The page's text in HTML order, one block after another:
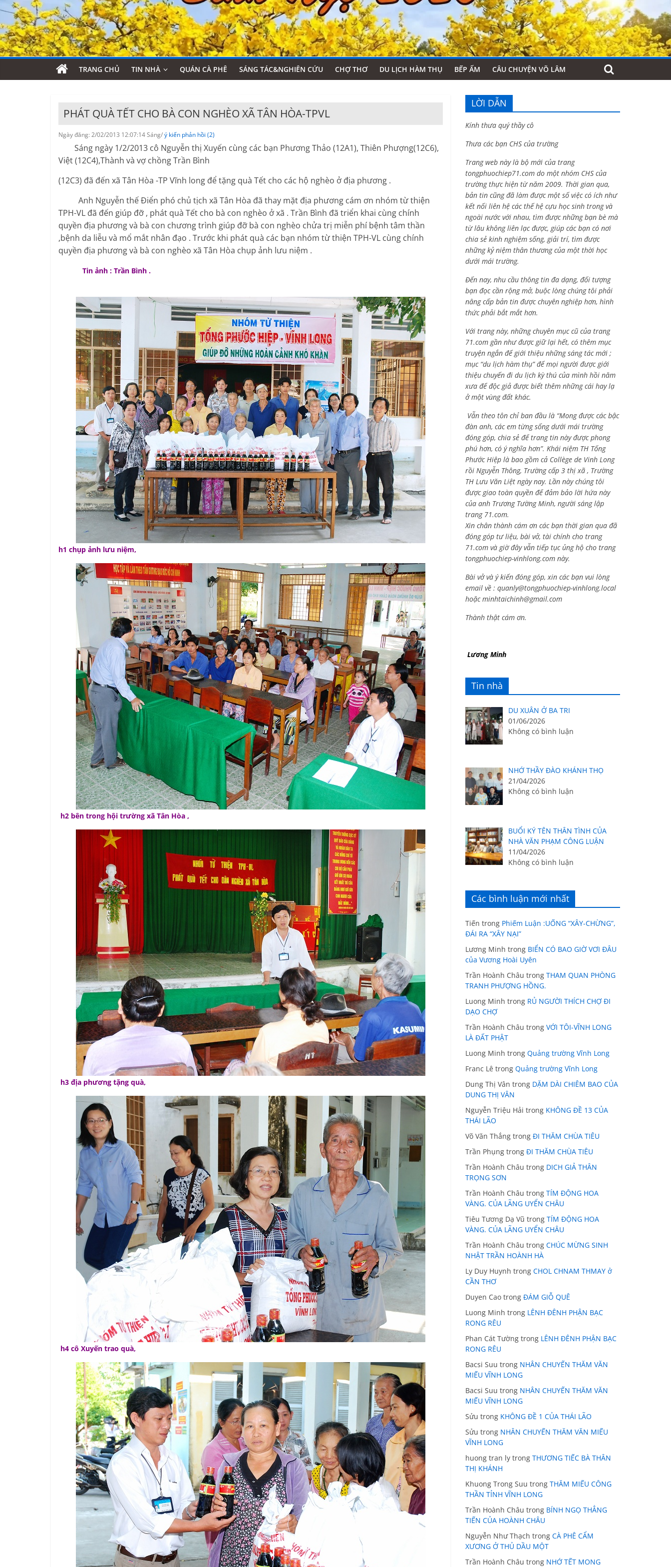
TRANG CHỦ TIN NHÀ QUÁN CÀ PHÊ SÁNG TÁC&NGHIÊN CỨU CHỢ THƠ DU LỊCH HÀM THỤ BẾP ẤM CÂU CHUYỆN VÕ LÂM
PHÁT QUÀ TẾT CHO BÀ CON NGHÈO XÃ TÂN HÒA-TPVL
Ngày đăng: 2/02/2013 12:07:14 Sáng/ý kiến phản hồi (2)
Sáng ngày 1/2/2013 cô Nguyễn thị Xuyến cùng các bạn Phương Thảo (12A1), Thiên Phượng(12C6),
Việt (12C4),Thành và vợ chồng Trần Bình
(12C3) đã đến xã Tân Hòa -TP Vĩnh long để tặng quà Tết cho các hộ nghèo ở địa phương .
Anh Nguyễn thế Điển phó chủ tịch xã Tân Hòa đã thay mặt địa phương cám ơn nhóm từ thiện
TPH-VL đã đến giúp đỡ , phát quà Tết cho bà con nghèo ở xã . Trần Bình đã triển khai cùng chính
quyền địa phương và bà con chương trình giúp đỡ bà con nghèo chửa trị miễn phí bệnh tâm thần
,bệnh da liễu và mổ mắt nhân đạo . Trước khi phát quà các bạn nhóm từ thiện TPH-VL cùng chính
quyền địa phương và bà con nghèo xã Tân Hòa chụp ảnh lưu niệm .
Tin ảnh : Trần Bình .
h1 chụp ảnh lưu niệm,
h2 bên trong hội trường xã Tân Hòa ,
h3 địa phương tặng quà,
h4 cô Xuyến trao quà,
LỜI DẪN
Kính thưa quý thầy cô
Thưa các bạn CHS của trường
Trang web này là bộ mới của trang
tongphuochiep71.com do một nhóm CHS của
trường thực hiện từ năm 2009. Thời gian qua,
bản tin cũng đã làm được một số việc có ích như
kết nối liên hệ các thế hệ cựu học sinh trong và
ngoài nước với nhau, tìm được những bạn bè mà
từ lâu không liên lạc được, giúp các bạn có nơi
chia sẻ kinh nghiệm sống, giải trí, tìm được
những kỷ niệm thân thương của một thời học
dưới mái trường.
Đến nay, nhu cầu thông tin đa dạng, đối tượng
bạn đọc cần rộng mở, buộc lòng chúng tôi phải
nâng cấp bản tin được chuyên nghiệp hơn, hình
thức phải bắt mắt hơn.
Với trang này, những chuyên mục cũ của trang
71.com gần như được giữ lại hết, có thêm mục
truyện ngắn để giới thiệu những sáng tác mới ;
mục “du lịch hàm thụ” để mọi người được giới
thiệu chuyến đi du lịch kỳ thú của mình hồi năm
xưa để độc giả được biết thêm những cái hay lạ
ở một vùng đất khác.
Vẫn theo tôn chỉ ban đầu là “Mong được các bậc
đàn anh, các em từng sống dưới mái trường
đóng góp, chia sẻ để trang tin này được phong
phú hơn, có ý nghĩa hơn”. Khái niệm TH Tống
Phước Hiệp là bao gồm cả Collège de Vinh Long
rồi Nguyễn Thông, Trường cấp 3 thị xã , Trường
TH Lưu Văn Liệt ngày nay. Lần này chúng tôi
được giao toàn quyền để đảm bảo lời hứa này
của anh Trương Tường Minh, người sáng lập
trang 71.com.
Xin chân thành cám ơn các bạn thời gian qua đã
đóng góp tư liệu, bài vở, tài chính cho trang
71.com và giờ đây vẫn tiếp tục ủng hộ cho trang
tongphuochiep-vinhlong.com này.
Bài vở và ý kiến đóng góp, xin các bạn vui lòng
email về : quanly@tongphuochiep-vinhlong.local
hoặcminhtaichinh@gmail.com
Thành thật cám ơn.
Lương Minh
Tin nhà
DU XUÂN Ở BA TRI
01/06/2026
Không có bình luận
NHỚ THẦY ĐÀO KHÁNH THỌ
21/04/2026
Không có bình luận
BUỔI KÝ TÊN THÂN TÌNH CỦA
NHÀ VĂN PHẠM CÔNG LUẬN
11/04/2026
Không có bình luận
Các bình luận mới nhất
Tiến trong Phiếm Luận :UỐNG “XÂY-CHỪNG”,
ĐÁI RA “XÂY NẠI”
Lương Minh trong BIỂN CÓ BAO GIỜ VƠI ĐÂU
của Vương Hoài Uyên
Trần Hoành Châu trong THAM QUAN PHÒNG
TRANH PHƯỢNG HỒNG.
Luong Minh trong RỦ NGƯỜI THÍCH CHỢ ĐI
DẠO CHỢ
Trần Hoành Châu trong VỚI TÔI-VĨNH LONG
LÀ ĐẤT PHẬT
Luong Minh trong Quảng trường Vĩnh Long
Franc Lê trong Quảng trường Vĩnh Long
Dung Thị Vân trong DẶM DÀI CHIÊM BAO CỦA
DUNG THỊ VÂN
Nguyễn Triệu Hải trong KHÔNG ĐỀ 13 CỦA
THÁI LÃO
Võ Văn Thắng trong ĐI THĂM CHÙA TIÊU
Trần Phụng trong ĐI THĂM CHÙA TIÊU
Trần Hoành Châu trong DICH GIẢ THÂN
TRỌNG SƠN
Trần Hoành Châu trong TÍM ĐỘNG HOA
VÀNG. CỦA LÃNG UYỂN CHÂU
Tiêu Tương Dạ Vũ trong TÍM ĐỘNG HOA
VÀNG. CỦA LÃNG UYỂN CHÂU
Trần Hoành Châu trong CHÚC MỪNG SINH
NHẬT TRẦN HOÀNH HÀ
Ly Duy Huynh trong CHOL CHNAM THMAY ở
CẦN THƠ
Duyen Cao trong ĐÁM GIỖ QUÊ
Luong Minh trong LÊNH ĐÊNH PHẬN BẠC
RONG RÊU
Phan Cát Tường trong LÊNH ĐÊNH PHẬN BẠC
RONG RÊU
Bacsi Suu trong NHÂN CHUYẾN THĂM VĂN
MIẾU VĨNH LONG
Bacsi Suu trong NHÂN CHUYẾN THĂM VĂN
MIẾU VĨNH LONG
Sửu trong KHÔNG ĐỀ 1 CỦA THÁI LÃO
Sửu trong NHÂN CHUYẾN THĂM VĂN MIẾU
VĨNH LONG
huong tran ly trong THƯƠNG TIẾC BÀ THÂN
THỊ KHÁNH
Khuong Trong Suu trong THĂM MIẾU CÔNG
THẦN TỈNH VĨNH LONG
Trần Hoành Châu trong BÍNH NGỌ THẲNG
TIẾN CỦA HOÀNH CHÂU
Nguyễn Như Thạch trong CÀ PHÊ CẨM
XƯƠNG Ở THỦ DẦU MỘT
Trần Hoành Châu trong NHỚ TẾT MONG